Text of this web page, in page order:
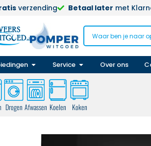
verzending Betaal later met
Service Over ons
Drogen Afwassen Koelen Koken